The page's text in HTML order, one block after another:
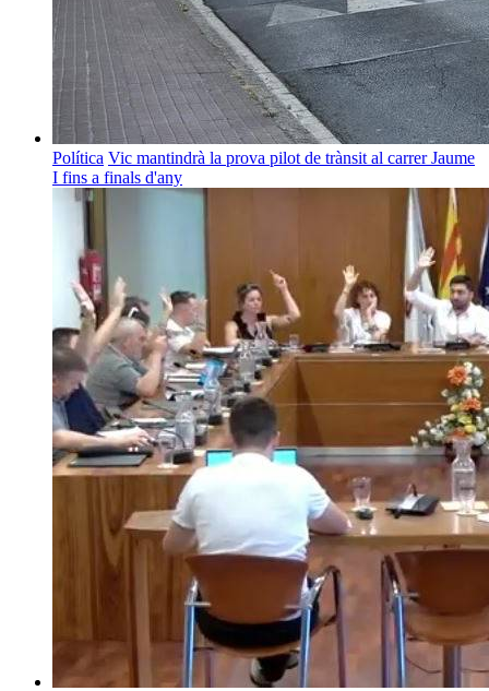
Política Vic mantindrà la prova pilot de trànsit al carrer Jaume
I fins a finals d'any